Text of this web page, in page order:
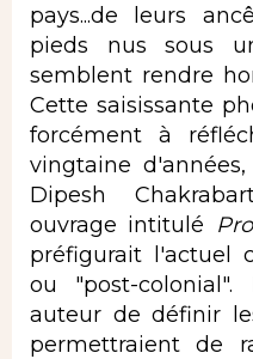
pays...de leurs
pieds nus sous
semblent rendre
Cette saisissante
forcément à
vingtaine
Dipesh
ouvrage intitulé
préfigurait l'actuel
ou "post-
auteur de définir
permettraient de